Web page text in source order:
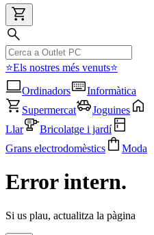
⭐Els nostres més venuts⭐
Ordinadors
Informàtica
Supermercat
Joguines
Llar
Bricolatge i jardí
Grans electrodomèstics
Moda
Error intern.
Si us plau, actualitza la pàgina